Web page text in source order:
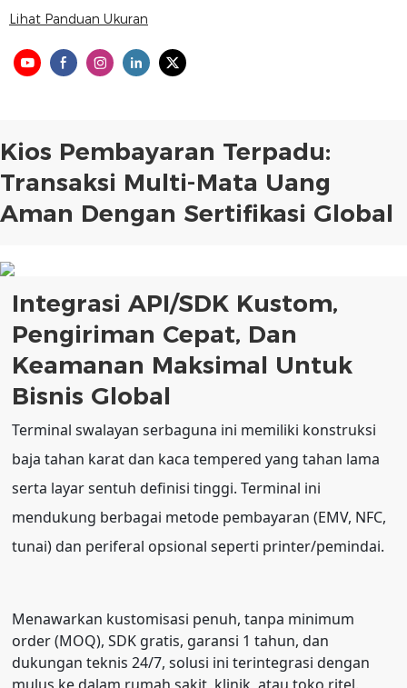
Lihat Panduan Ukuran
Kios Pembayaran Terpadu:
Transaksi Multi-Mata Uang
Aman Dengan Sertifikasi Global
Integrasi API/SDK Kustom,
Pengiriman Cepat, Dan
Keamanan Maksimal Untuk
Bisnis Global
Terminal swalayan serbaguna ini memiliki konstruksi
baja tahan karat dan kaca tempered yang tahan lama
serta layar sentuh definisi tinggi. Terminal ini
mendukung berbagai metode pembayaran (EMV, NFC,
tunai) dan periferal opsional seperti printer/pemindai.
Menawarkan kustomisasi penuh, tanpa minimum
order (MOQ), SDK gratis, garansi 1 tahun, dan
dukungan teknis 24/7, solusi ini terintegrasi dengan